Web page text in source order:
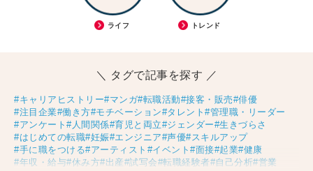
ライフ トレンド
＼ タグで記事を探す ／
#キャリアヒストリー#マンガ#転職活動#接客・販売#俳優
#注目企業#働き方#モチベーション#タレント #管理職・リーダー
#アンケート #人間関係#育児と両立#ジェンダー#生きづらさ
#はじめての転職#妊娠#エンジニア#声優#スキルアップ
#手に職をつける#アーティスト #イベント #面接#起業#健康
#年収・給与#休み方#出産#試写会#転職経験者#自己分析#営業